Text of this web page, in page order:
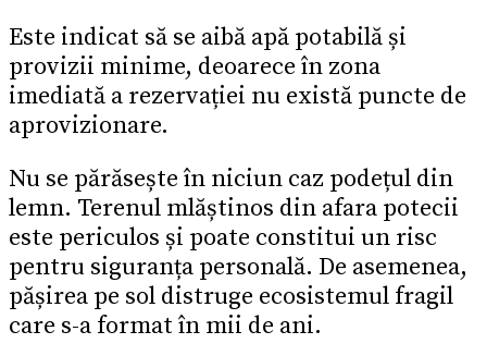
Este indicat să se aibă apă potabilă și
provizii minime, deoarece în zona
imediată a rezervației nu există puncte de
aprovizionare.
Nu se părăsește în niciun caz podețul din
lemn. Terenul mlăștinos din afara potecii
este periculos și poate constitui un risc
pentru siguranța personală. De asemenea,
pășirea pe sol distruge ecosistemul fragil
care s-a format în mii de ani.